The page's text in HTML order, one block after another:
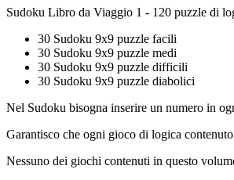
Sudoku Libro da Viaggio 1 - 120 puzzle di
30 Sudoku 9x9 puzzle facili
30 Sudoku 9x9 puzzle medi
30 Sudoku 9x9 puzzle difficili
30 Sudoku 9x9 puzzle diabolici
Nel Sudoku bisogna inserire un numero in
Garantisco che ogni gioco di logica
Nessuno dei giochi contenuti in questo